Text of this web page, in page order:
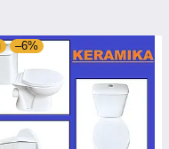
–6%